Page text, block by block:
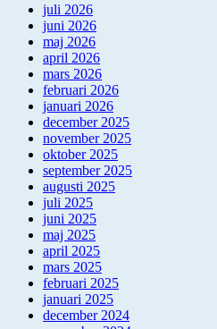
juli 2026
juni 2026
maj 2026
april 2026
mars 2026
februari 2026
januari 2026
december 2025
november 2025
oktober 2025
september 2025
augusti 2025
juli 2025
juni 2025
maj 2025
april 2025
mars 2025
februari 2025
januari 2025
december 2024